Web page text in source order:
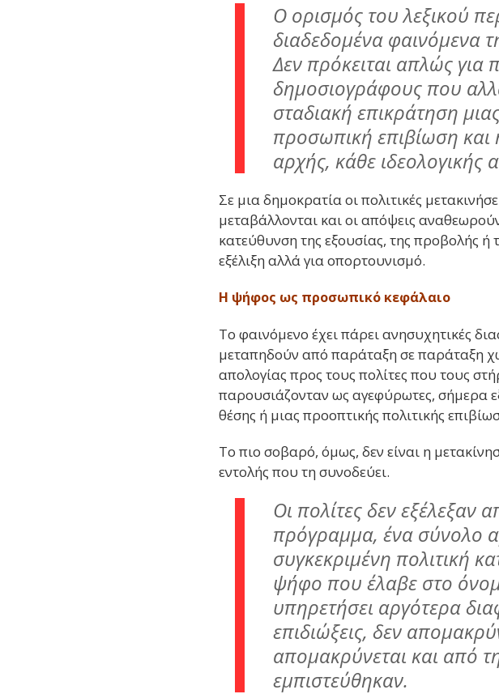
Ο ορισμός του λεξικού
διαδεδομένα φαινόμενα
Δεν πρόκειται απλώς για
δημοσιογράφους που
σταδιακή επικράτηση
προσωπική επιβίωση και
αρχής, κάθε
Σε μια δημοκρατία οι πολιτικές
μεταβάλλονται και οι απόψεις
κατεύθυνση της εξουσίας, της προβολής ή
εξέλιξη αλλά για οπορτουνισμό.
Η ψήφος ως προσωπικό κεφάλαιο
Το φαινόμενο έχει πάρει ανησυχητικές
μεταπηδούν από παράταξη σε παράταξη
απολογίας προς τους πολίτες που τους
παρουσιάζονταν ως αγεφύρωτες, σήμερα
θέσης ή μιας προοπτικής πολιτικής
Το πιο σοβαρό, όμως, δεν είναι η
εντολής που τη συνοδεύει.
Οι πολίτες δεν εξέλεξαν
πρόγραμμα, ένα σύνολο
συγκεκριμένη πολιτική
ψήφο που έλαβε στο
υπηρετήσει αργότερα
επιδιώξεις, δεν
απομακρύνεται και από
εμπιστεύθηκαν.